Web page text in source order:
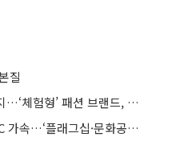
질
스투시부터 무신사 킥스까지…‘체험형’ 패션 브랜드, 잇단 제주행
명품 브랜드, 백화점 밖 D2C 가속…‘플래그십·문화공간’ 전략 눈길